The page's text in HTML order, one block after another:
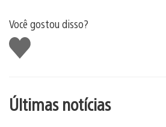
Você gostou disso?
Curtir
Últimas notícias